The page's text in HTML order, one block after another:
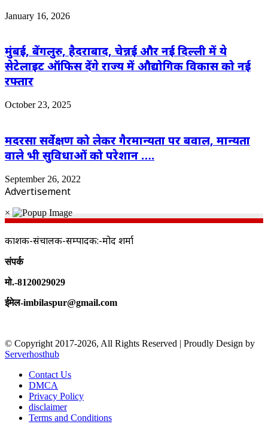
January 16, 2026
मुंबई, बेंगलुरु, हैदराबाद, चेन्नई और नई दिल्ली में ये
सेटेलाइट ऑफिस देंगे राज्य में औद्योगिक विकास को नई
रफ्तार
October 23, 2025
मदरसा सर्वेक्षण को लेकर गैरमान्यता पर बवाल, मान्यता
वाले भी सुविधाओं को परेशान ….
September 26, 2022
Advertisement
×
प्रकाशक-संचालक-सम्पादक:-प्रमोद शर्मा
संपर्क
मो.-8120029029
ईमेल-imbilaspur@gmail.com
© Copyright 2017-2026, All Rights Reserved | Proudly Design by
Serverhosthub
Contact Us
DMCA
Privacy Policy
disclaimer
Terms and Conditions